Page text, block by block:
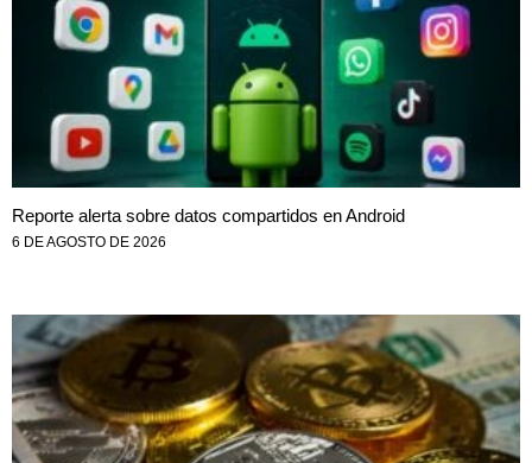
Reporte alerta sobre datos compartidos en Android
6 DE AGOSTO DE 2026